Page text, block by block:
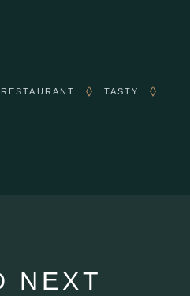
RESTAURANT TASTY
NEXT